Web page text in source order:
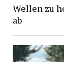
Wellen zu
ab